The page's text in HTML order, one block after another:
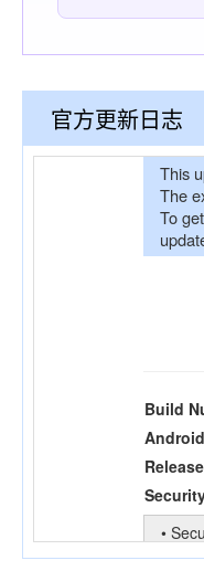
官方更新日志